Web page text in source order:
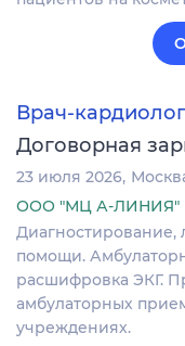
Врач-кардиолог
Договорная
23 июля 2026
ООО "МЦ А-ЛИНИЯ"
Диагностирование,
помощи.
расшифровка ЭКГ.
амбулаторных
учреждениях.